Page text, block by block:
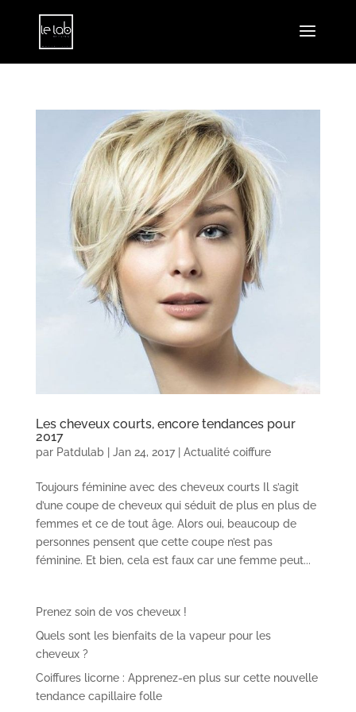
Les cheveux courts, encore tendances pour
2017
par Patdulab| Jan 24, 2017| Actualité coiffure
Toujours féminine avec des cheveux courts Il s’agit
d’une coupe de cheveux qui séduit de plus en plus de
femmes et ce de tout âge. Alors oui, beaucoup de
personnes pensent que cette coupe n’est pas
féminine. Et bien, cela est faux car une femme peut...
Prenez soin de vos cheveux !
Quels sont les bienfaits de la vapeur pour les
cheveux ?
Coiffures licorne : Apprenez-en plus sur cette nouvelle
tendance capillaire folle